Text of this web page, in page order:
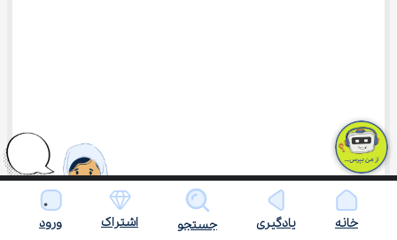
خانه یادگیری جستجو اشتراک ورود